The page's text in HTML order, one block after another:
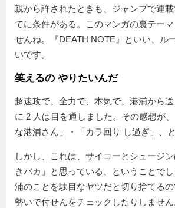
親から許されたときも、ジャンプで連
てに条件がある。このマンガの裏テー
せんね。『DEATH NOTE』といい、ル
いです。
笑えるの やりたいんだ
超速攻で、全力で、本気で、港浦から
に 2 人は目を通しました。その感想が、
な港浦さん
・ カラ回り し過ぎ 、
しかし、これは、サイコーとシュージ
きバカ」と思っている、ということで
浦のことを駄目なヤツだと切り捨てる
勢いで付せんをチェックしたりしませ